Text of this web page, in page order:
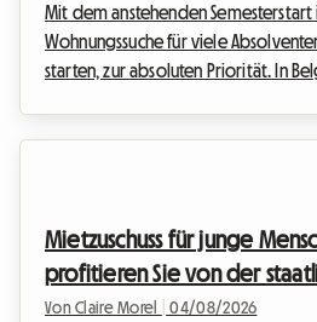
Mit dem anstehenden
Wohnungssuche für viele
starten, zur absoluten Priorität. In
grundlegend neu definiert. Bei
Zusammenleben mit an...
Mietzuschuss für junge
profitieren Sie von der
für die Anmietung eines
Von Claire Morel 04/08/2026